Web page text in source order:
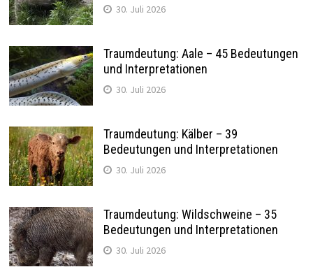
30. Juli 2026
Traumdeutung: Aale – 45 Bedeutungen
und Interpretationen
30. Juli 2026
Traumdeutung: Kälber – 39
Bedeutungen und Interpretationen
30. Juli 2026
Traumdeutung: Wildschweine – 35
Bedeutungen und Interpretationen
30. Juli 2026